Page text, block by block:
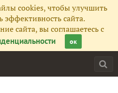
cookies, чтобы улучшить
эффективность сайта.
сайта, вы соглашаетесь с
ок